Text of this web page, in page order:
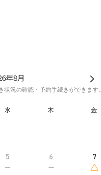
年8月
況の確認・予約手続きができます。
水 木 金
5 6 7